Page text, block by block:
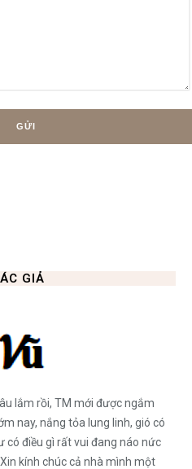
GIẢ
lắm rồi, TM mới được ngắm
nay, nắng tỏa lung linh, gió có
điều gì rất vui đang náo nức
kính chúc cả nhà mình một